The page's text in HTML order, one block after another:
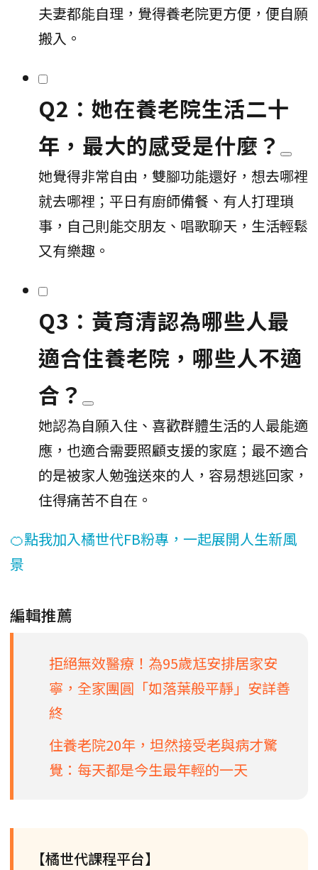
夫妻都能自理，覺得養老院更方便，便自願
搬入。
Q2：她在養老院生活二十
年，最大的感受是什麼？
她覺得非常自由，雙腳功能還好，想去哪裡
就去哪裡；平日有廚師備餐、有人打理瑣
事，自己則能交朋友、唱歌聊天，生活輕鬆
又有樂趣。
Q3：黃育清認為哪些人最
適合住養老院，哪些人不適
合？
她認為自願入住、喜歡群體生活的人最能適
應，也適合需要照顧支援的家庭；最不適合
的是被家人勉強送來的人，容易想逃回家，
住得痛苦不自在。
🍊點我加入橘世代FB粉專，一起展開人生新風
景
編輯推薦
拒絕無效醫療！為95歲尪安排居家安
寧，全家團圓「如落葉般平靜」安詳善
終
住養老院20年，坦然接受老與病才驚
覺：每天都是今生最年輕的一天
【橘世代課程平台】